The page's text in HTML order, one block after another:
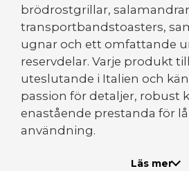
brödrostgrillar,
transportbandstoasters,
ugnar och ett omfattande
reservdelar. Varje produkt
uteslutande i Italien och
passion för detaljer, robust
enastående prestanda för
användning.
Milantoast har ett starkt
Läs mer